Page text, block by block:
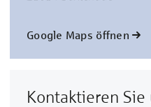
Google Maps öffnen
Kontaktieren Sie